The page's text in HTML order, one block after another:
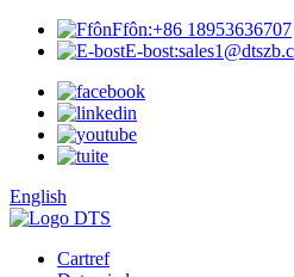
Ffôn:+86 18953636707
E-bost:
English
Cartref